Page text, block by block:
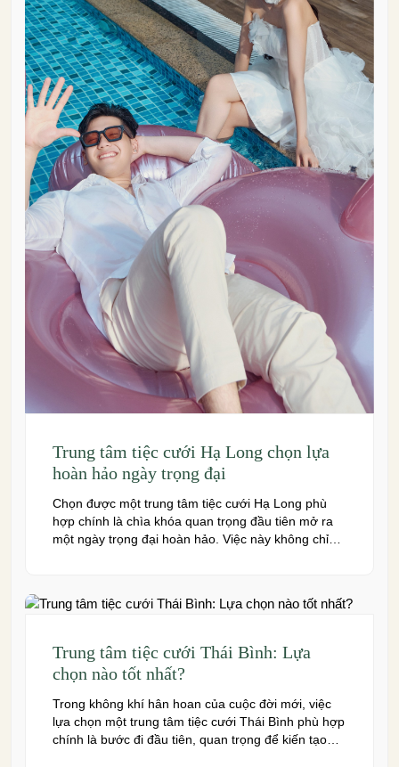
Trung tâm tiệc cưới Hạ Long chọn lựa
hoàn hảo ngày trọng đại
Chọn được một trung tâm tiệc cưới Hạ Long phù
hợp chính là chìa khóa quan trọng đầu tiên mở ra
một ngày trọng đại hoàn hảo. Việc này không chỉ
Trung tâm tiệc cưới Thái Bình: Lựa
chọn nào tốt nhất?
Trong không khí hân hoan của cuộc đời mới, việc
lựa chọn một trung tâm tiệc cưới Thái Bình phù hợp
chính là bước đi đầu tiên, quan trọng để kiến tạo